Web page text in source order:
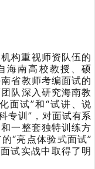
构重视师资队伍的
海南高校教授、硕
省教师考编面试的
队深入研究海南教
面试”和“试讲、说
专训”，对面试有系
一整套独特训练方
“亮点体验式面试”
试实战中取得了明